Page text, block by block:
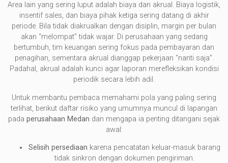
Area lain yang sering luput adalah biaya dan akrual. Biaya logistik,
insentif sales, dan biaya pihak ketiga sering datang di akhir
periode. Bila tidak diakrualkan dengan disiplin, margin per bulan
akan “melompat” tidak wajar. Di perusahaan yang sedang
bertumbuh, tim keuangan sering fokus pada pembayaran dan
penagihan, sementara akrual dianggap pekerjaan “nanti saja”.
Padahal, akrual adalah kunci agar laporan merefleksikan kondisi
periodik secara lebih adil.
Untuk membantu pembaca memahami pola yang paling sering
terlihat, berikut daftar risiko yang umumnya muncul di lapangan
pada perusahaan Medan dan mengapa ia penting ditangani sejak
awal:
Selisih persediaan karena pencatatan keluar-masuk barang
tidak sinkron dengan dokumen pengiriman.